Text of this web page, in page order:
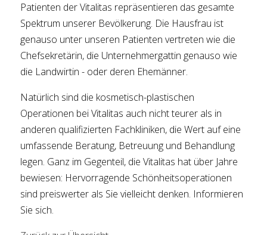
Patienten der Vitalitas repräsentieren das gesamte
Spektrum unserer Bevölkerung. Die Hausfrau ist
genauso unter unseren Patienten vertreten wie die
Chefsekretärin, die Unternehmergattin genauso wie
die Landwirtin - oder deren Ehemänner.
Natürlich sind die kosmetisch-plastischen
Operationen bei Vitalitas auch nicht teurer als in
anderen qualifizierten Fachkliniken, die Wert auf eine
umfassende Beratung, Betreuung und Behandlung
legen. Ganz im Gegenteil, die Vitalitas hat über Jahre
bewiesen: Hervorragende Schönheitsoperationen
sind preiswerter als Sie vielleicht denken. Informieren
Sie sich.